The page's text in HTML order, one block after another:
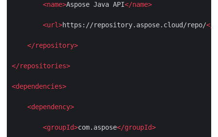
<name>Aspose Java API</name>
<url>https://repository.aspose.cloud/repo/</
</repository>
</repositories>
<dependencies>
<dependency>
<groupId>com.aspose</groupId>